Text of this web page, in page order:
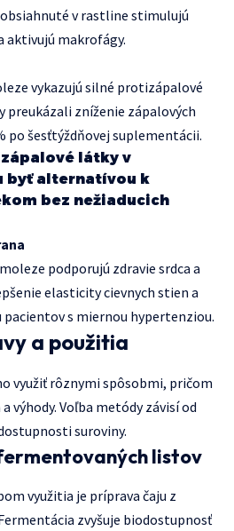
obsiahnuté v rastline stimulujú
aktivujú makrofágy.
vykazujú silné protizápalové
zníženie zápalových
po šesťtýždňovej suplementácii.
látky v
byť alternatívou k
bez nežiaducich
podporujú zdravie srdca a
elasticity cievnych stien a
s miernou hypertenziou.
a použitia
využiť rôznymi spôsobmi, pričom
výhody. Voľba metódy závisí od
suroviny.
listov
využitia je príprava čaju z
zvyšuje biodostupnosť